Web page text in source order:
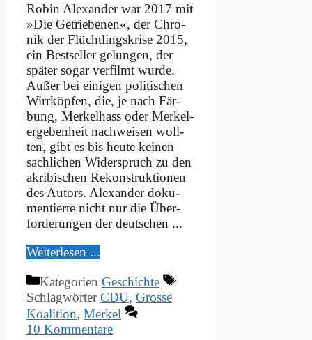
Ro­bin Alex­an­der war 2017 mit
»Die Ge­trie­be­nen«, der Chro­
nik der Flücht­lings­kri­se 2015,
ein Best­sel­ler ge­lun­gen, der
spä­ter so­gar ver­filmt wur­de.
Au­ßer bei ei­ni­gen po­li­ti­schen
Wirr­köp­fen, die, je nach Fär­
bung, Mer­kel­hass oder Mer­kel­
er­ge­ben­heit nach­wei­sen woll­
ten, gibt es bis heu­te kei­nen
sach­li­chen Wi­der­spruch zu den
akri­bi­schen Re­kon­struk­tio­nen
des Au­tors. Alex­an­der do­ku­
men­tier­te nicht nur die Über­
for­de­run­gen der deut­schen ...
Wei­ter­le­sen ...
Kategorien Geschichte
SchlagwörterCDU, Grosse
Koalition, Merkel
10 Kommentare